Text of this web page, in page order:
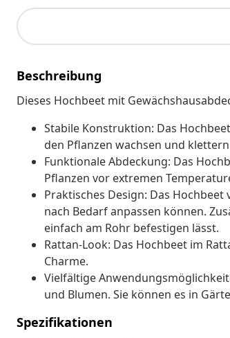
Beschreibung
Dieses Hochbeet mit
Stabile Konstruktion: Das
den Pflanzen wachsen und
Funktionale Abdeckung: Das
Pflanzen vor extremen
Praktisches Design: Das
nach Bedarf anpassen können.
einfach am Rohr befestigen lässt.
Rattan-Look: Das Hochbeet im
Charme.
Vielfältige
und Blumen. Sie können es in
Spezifikationen